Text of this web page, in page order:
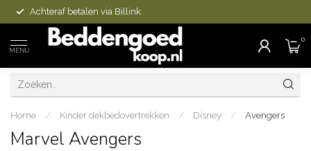
Achteraf betalen via Billink
MENU
0
Home / Kinder dekbedovertrekken / Disney / Avengers
Marvel Avengers